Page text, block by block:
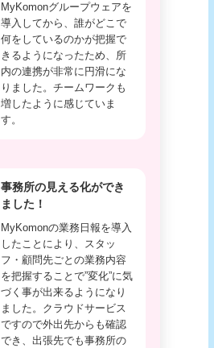
MyKomonグループウェアを
導入してから、誰がどこで
何をしているのかが把握で
きるようになったため、所
内の連携が非常に円滑にな
りました。チームワークも
増したように感じていま
す。
事務所の見える化ができ
ました！
MyKomonの業務日報を導入
したことにより、スタッ
フ・顧問先ごとの業務内容
を把握することで”変化”に気
づく事が出来るようになり
ました。クラウドサービス
ですので外出先からも確認
でき、出張先でも事務所の